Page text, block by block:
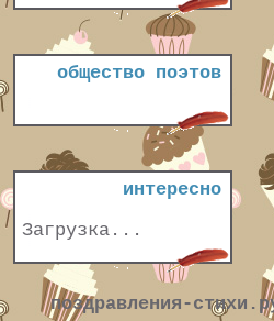
общество поэтов
интересно
Загрузка...
поздравления-